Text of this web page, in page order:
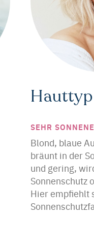
SEHR
Blond, blaue
bräunt in der
und gering,
Sonnenschutz
Hier empfiehlt